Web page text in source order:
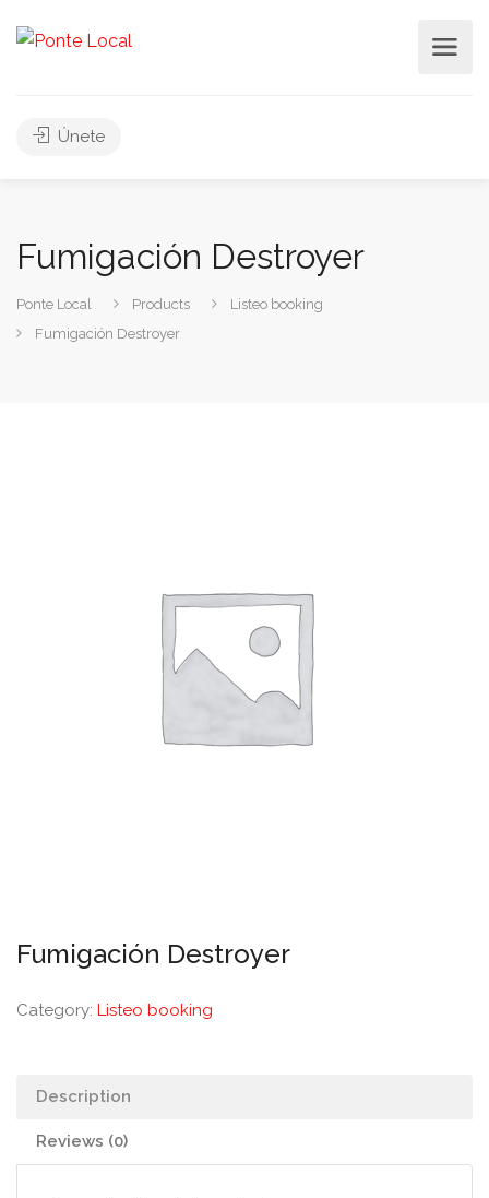
Únete
Fumigación Destroyer
Ponte Local Products
Listeo booking
Fumigación Destroyer
Fumigación Destroyer
Category: Listeo booking
Description
Reviews (0)